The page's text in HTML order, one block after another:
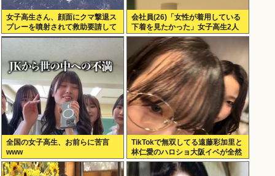
女子高生さん、顔面にクマ撃退ス
プレーを噴射されて救助要請して
しまう
会社員(26)「女性が着用している
下着を見たかった」女子高生2人
の下着を盗撮
全国の女子高生、お前らに苦言
www
TikTokで無双してる遠藤彩加里と
林仁愛のハロショ大阪イベが全然
売り切れないのは何故？ボトム2